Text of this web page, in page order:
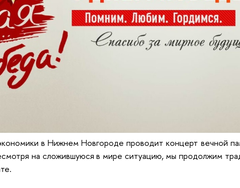
в Нижнем Новгороде проводит концерт вечной
на сложившуюся в мире ситуацию, мы продолжим